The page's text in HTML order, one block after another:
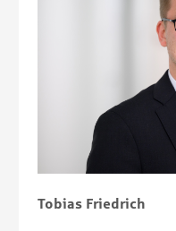
Tobias Friedrich